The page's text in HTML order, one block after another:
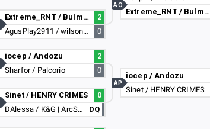
Extreme_RNT / Bulma Terrorista
2
AgusPlay2911 / wilsonesko
0
iocep / Andozu
2
Sharfor / Palcorio
0
Sinet / HENRY CRIMES
0
DAlessa / K&G | ArcStrom
DQ
Extreme_RNT / Bulma Terrorista
AO
iocep / Andozu
Sinet / HENRY CRIMES
AP